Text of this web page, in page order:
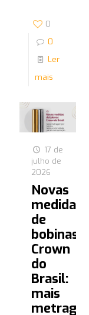
0
0
Ler
mais
17 de
julho de
2026
Novas
medidas
de
bobinas
Crown
do
Brasil:
mais
metragem